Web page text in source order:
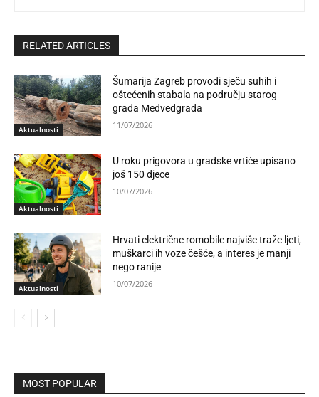
RELATED ARTICLES
Aktualnosti
Šumarija Zagreb provodi sječu suhih i
oštećenih stabala na području starog
grada Medvedgrada
11/07/2026
Aktualnosti
U roku prigovora u gradske vrtiće upisano
još 150 djece
10/07/2026
Aktualnosti
Hrvati električne romobile najviše traže ljeti,
muškarci ih voze češće, a interes je manji
nego ranije
10/07/2026
MOST POPULAR